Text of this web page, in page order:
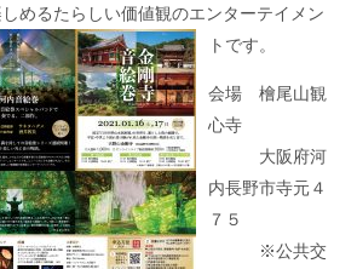
めるたらしい価値観のエンターテイメン
トです。
会場 檜尾山観
心寺
大阪府河
内長野市寺元４
７５
※公共交